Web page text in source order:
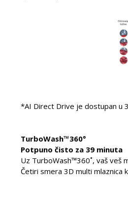
*AI Direct Drive je dostupan u
TurboWash™360°
Potpuno čisto za 39 minuta
Uz TurboWash™360˚, vaš veš
Četiri smera 3D multi mlaznica